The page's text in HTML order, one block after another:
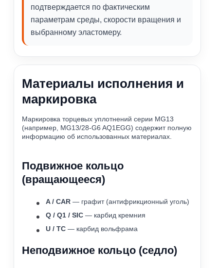
подтверждается по фактическим
параметрам среды, скорости вращения и
выбранному эластомеру.
Материалы исполнения и
маркировка
Маркировка торцевых уплотнений серии MG13
(например, MG13/28-G6 AQ1EGG) содержит полную
информацию об использованных материалах.
Подвижное кольцо
(вращающееся)
A / CAR — графит (антифрикционный уголь)
Q / Q1 / SIC — карбид кремния
U / TC — карбид вольфрама
Неподвижное кольцо (седло)